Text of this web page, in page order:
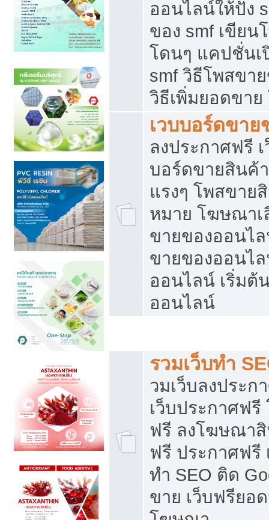
ออนไลน์ให้ปัง
ของ smf เขียน
โดนๆ แคปชั่นเ
smf วิธีโพสขา
วิธีเพิ่มยอดขาย
เวบบอร์ดขา
ลงประกาศฟรี
บอร์ดขายสินค้
แรงๆ โพสขาย
หมาย โฆษณาเ
ขายของออนไ
ขายของออนไ
ออนไลน์ เริ่มต้
ออนไลน์
รวมเว็บทำ
วมเว็บลงประก
เว็บประกาศฟ
ฟรี ลงโฆษณา
ฟรี ประกาศฟรี
ทำ SEO ติด
ขาย เว็บฟรียอ